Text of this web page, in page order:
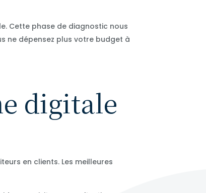
Cette phase de diagnostic nous
ne dépensez plus votre budget à
digitale
en clients. Les meilleures